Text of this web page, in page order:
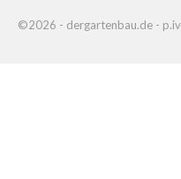
©2026 - dergartenbau.de -